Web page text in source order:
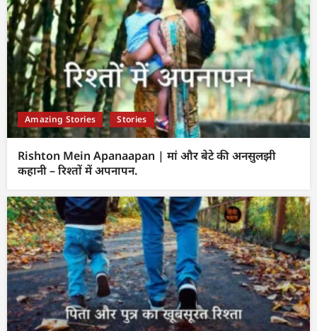
Amazing Stories Stories
Rishton Mein Apanaapan | मां और बेटे की अनसुलझी
कहानी – रिश्तों में अपनापन.